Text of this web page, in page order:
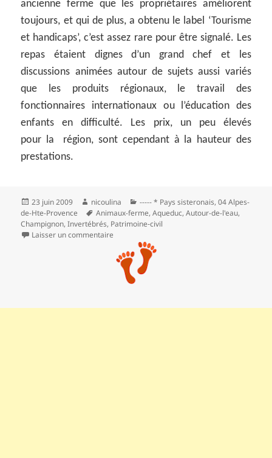
ancienne ferme que les propriétaires améliorent
toujours, et qui de plus, a obtenu le label ‘Tourisme
et handicaps’, c’est assez rare pour être signalé. Les
repas étaient dignes d’un grand chef et les
discussions animées autour de sujets aussi variés
que les produits régionaux, le travail des
fonctionnaires internationaux ou l’éducation des
enfants en difficulté. Les prix, un peu élevés
pour la région, sont cependant à la hauteur des
prestations.
Publié
le
23 juin 2009 Auteur
nicoulina Catégories
----- * Pays sisteronais,04 Alpes-
de-Hte-Provence
Mots-
clés
Animaux-ferme,Aqueduc,Autour-de-l'eau,
Champignon,Invertébrés, Patrimoine‑civil
Laisser un commentaire